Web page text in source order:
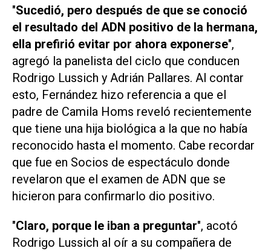
"Sucedió, pero después de que se conoció
el resultado del ADN positivo de la hermana,
ella prefirió evitar por ahora exponerse",
agregó la panelista del ciclo que conducen
Rodrigo Lussich y Adrián Pallares. Al contar
esto, Fernández hizo referencia a que el
padre de Camila Homs reveló recientemente
que tiene una hija biológica a la que no había
reconocido hasta el momento. Cabe recordar
que fue en Socios de espectáculo donde
revelaron que el examen de ADN que se
hicieron para confirmarlo dio positivo.
"Claro, porque le iban a preguntar", acotó
Rodrigo Lussich al oír a su compañera de